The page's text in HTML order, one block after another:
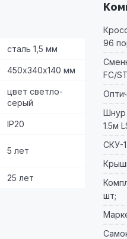
сталь 1,5 мм
450х340х140 мм
цвет светло-
серый
IP20
5 лет
25 лет
96
FC/
Шнур
1.5м
СКУ-
шт;